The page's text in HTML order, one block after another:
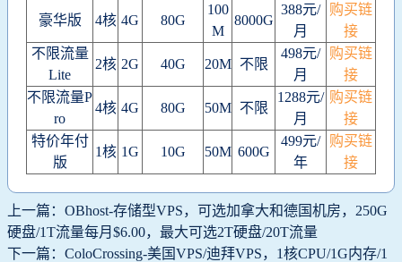
豪华版 4核 4G 80G
100
M
8000G
388元/
月
购买链
接
不限流量
Lite
2核 2G 40G 20M 不限
498元/
月
购买链
接
不限流量P
ro
4核 4G 80G 50M 不限
1288元/
月
购买链
接
特价年付
版
1核 1G 10G 50M 600G
499元/
年
购买链
接
上一篇：OBhost-存储型VPS，可选加拿大和德国机房，250G
硬盘/1T流量每月$6.00，最大可选2T硬盘/20T流量
下一篇：ColoCrossing-美国VPS/迪拜VPS，1核CPU/1G内存/1